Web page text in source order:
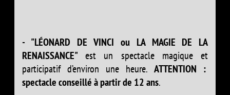
- "LÉONARD DE VINCI ou LA MAGIE DE LA
RENAISSANCE" est un spectacle magique et
participatif d’environ une heure. ATTENTION :
spectacle conseillé à partir de 12 ans.